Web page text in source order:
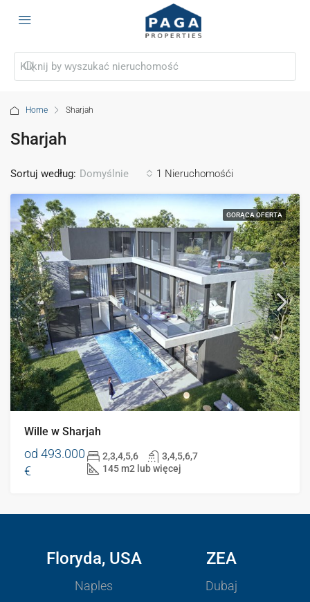
Home Sharjah
Sharjah
1 Nieruchomośći
Sortuj według: Domyślnie
GORĄCA OFERTA
Wille w Sharjah
od 493.000
€
2,3,4,5,6
3,4,5,6,7
145 m2 lub więcej
Floryda, USA
Naples
ZEA
Dubaj